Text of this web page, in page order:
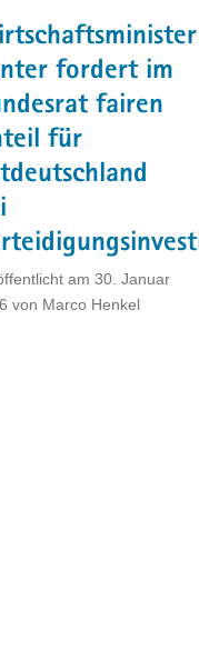
fordert im
fairen
für
am 30. Januar
von Marco Henkel